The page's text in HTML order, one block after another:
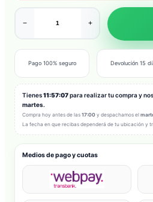
− +
Pago 100% seguro Devolución 15
Tienes11:57:05para realizar tu compra y
martes.
Compra hoy antes de las 17:00 y despachamos el
La fecha en que recibas dependerá de tu ubicación y
Medios de pago y cuotas